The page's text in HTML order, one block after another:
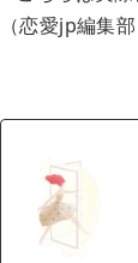
（恋愛jp編集部